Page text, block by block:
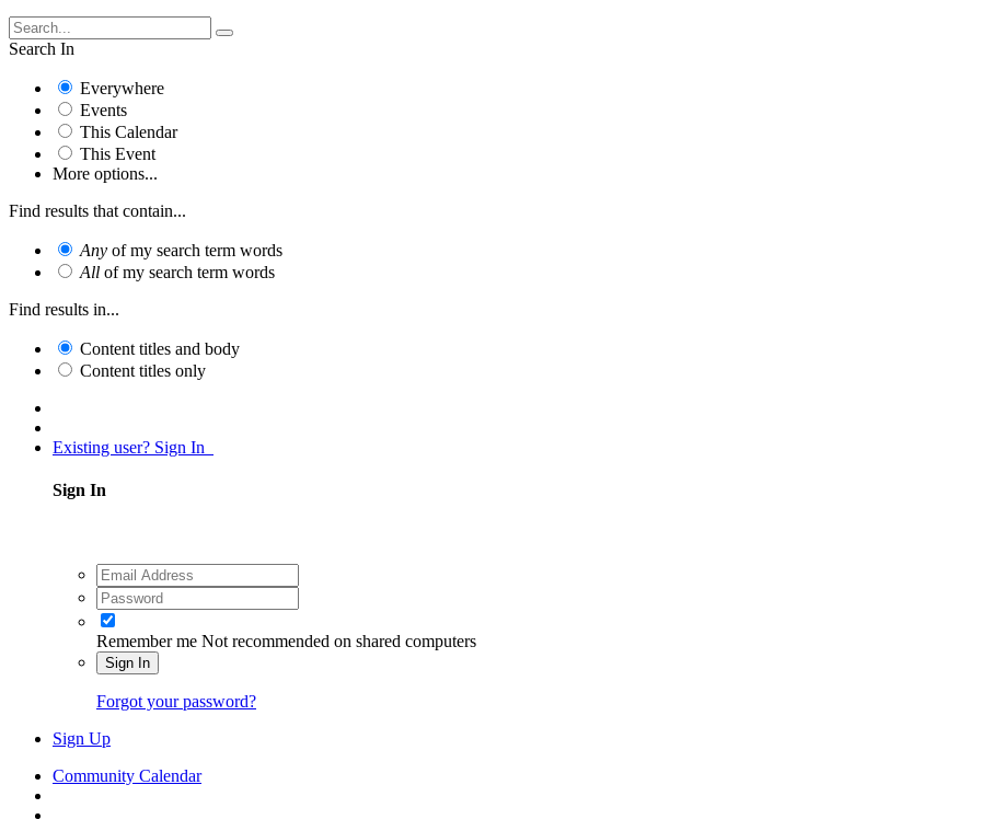
Search In
Everywhere
Events
This Calendar
This Event
More options...
Find results that contain...
Any of my search term words
All of my search term words
Find results in...
Content titles and body
Content titles only
Existing user? Sign In
Sign In
Remember me Not recommended on shared computers
Sign In
Forgot your password?
Sign Up
Community Calendar